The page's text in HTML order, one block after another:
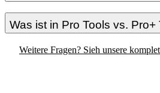
Was ist in Pro Tools vs.
Weitere Fragen? Sieh unsere